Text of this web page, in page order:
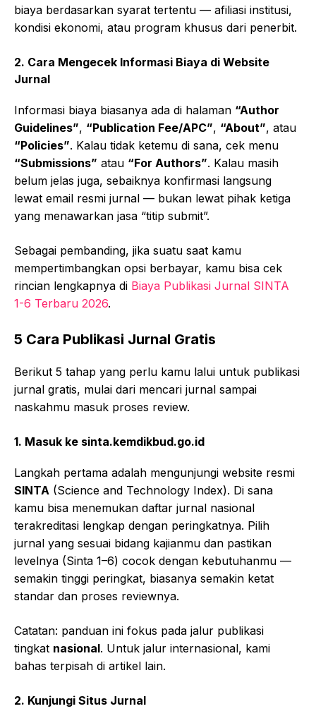
biaya berdasarkan syarat tertentu — afiliasi institusi,
kondisi ekonomi, atau program khusus dari penerbit.
2. Cara Mengecek Informasi Biaya di Website
Jurnal
Informasi biaya biasanya ada di halaman “Author
Guidelines”, “Publication Fee/APC”, “About”, atau
“Policies”. Kalau tidak ketemu di sana, cek menu
“Submissions” atau “For Authors”. Kalau masih
belum jelas juga, sebaiknya konfirmasi langsung
lewat email resmi jurnal — bukan lewat pihak ketiga
yang menawarkan jasa “titip submit”.
Sebagai pembanding, jika suatu saat kamu
mempertimbangkan opsi berbayar, kamu bisa cek
rincian lengkapnya di Biaya Publikasi Jurnal SINTA
1-6 Terbaru 2026.
5 Cara Publikasi Jurnal Gratis
Berikut 5 tahap yang perlu kamu lalui untuk publikasi
jurnal gratis, mulai dari mencari jurnal sampai
naskahmu masuk proses review.
1. Masuk ke sinta.kemdikbud.go.id
Langkah pertama adalah mengunjungi website resmi
SINTA (Science and Technology Index). Di sana
kamu bisa menemukan daftar jurnal nasional
terakreditasi lengkap dengan peringkatnya. Pilih
jurnal yang sesuai bidang kajianmu dan pastikan
levelnya (Sinta 1–6) cocok dengan kebutuhanmu —
semakin tinggi peringkat, biasanya semakin ketat
standar dan proses reviewnya.
Catatan: panduan ini fokus pada jalur publikasi
tingkat nasional. Untuk jalur internasional, kami
bahas terpisah di artikel lain.
2. Kunjungi Situs Jurnal